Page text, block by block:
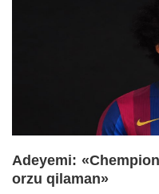
Adeyemi:
orzu qilaman»